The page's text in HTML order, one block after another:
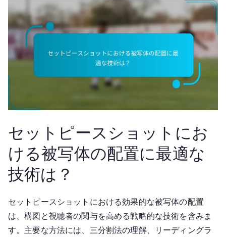
セットピースショットにお
ける被写体の配置に最適な
技術は？
セットピースショットにおける効果的な被写体の配置
は、構図と視聴者の関与を高める戦略的な技術を含みま
す。主要な方法には、三分割法の理解、リーディングラ